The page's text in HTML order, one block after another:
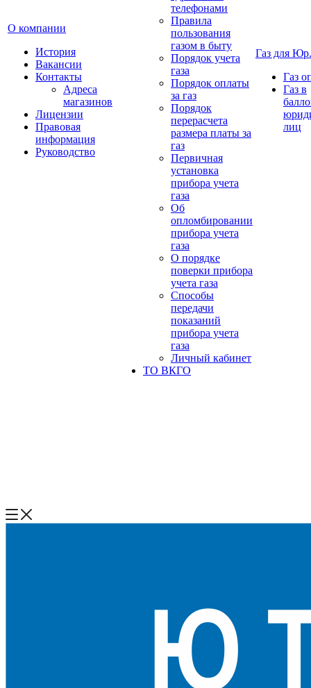
О компании
История
Вакансии
Контакты
Адреса
магазинов
Лицензии
Правовая
информация
Руководство
телефонами
Правила
пользования
газом в быту
Порядок учета
газа
Порядок оплаты
за газ
Порядок
перерасчета
размера платы за
газ
Первичная
установка
прибора учета
газа
Об
опломбировании
прибора учета
газа
О порядке
поверки прибора
учета газа
Способы
передачи
показаний
прибора учета
газа
Личный кабинет
ТО ВКГО
Газ для
Газ
Газ в
лиц